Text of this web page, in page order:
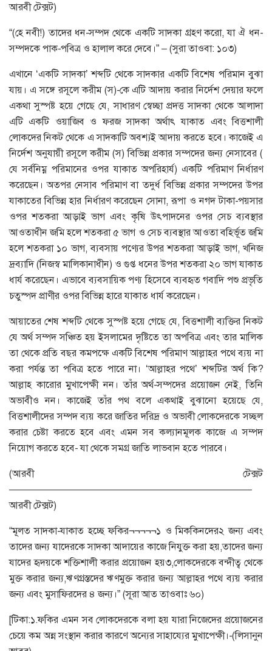
আরবী টেক্সট)
“(হে নবী!) তাদের ধন-সম্পদ থেকে একটি সাদকা গ্রহণ করো, যা ঐ ধন-
সম্পদকে পাক-পবিত্র ও হালাল করে দেবে।” – (সুরা তাওবা: ১০৩)
এখানে ‘একটি সাদকা’ শব্দটি থেকে সাদকার একটি বিশেষ পরিমান বুঝা
যায়। এ সঙ্গে রসূলে করীম (স)-কে এটি আদায় করার নির্দেশ দেয়ার ফলে
একথা সুস্পষ্ট হয়ে গেছে যে, সাধারণ স্বেচ্ছা প্রদত্ত সাদকা থেকে আলাদা
এটি একটি ওয়াজিব ও ফরজ সাদকা অর্থাৎ যাকাত এবং বিত্তশালী
লোকদের নিকট থেকে এ সাদকাটি অবশ্যই আদায় করতে হবে। কাজেই এ
নির্দেশ অনুযায়ী রসূলে করীম (স) বিভিন্ন প্রকার সম্পদের জন্য নেসাবের (
যে সর্বনিম্ন পরিমানের ওপর যাকাত অপরিহার্য) একটি পরিমাণ নির্ধারণ
করেছেন। অতপর নেসাব পরিমাণ বা তদুর্ধ বিভিন্ন প্রকার সম্পদের উপর
যাকাতের বিভিন্ন হার নির্ধারণ করেছেন সোনা, রূপা ও নগদ টাকা-পয়সার
ওপর শতকরা আড়াই ভাগ এবং কৃষি উৎপাদনের ওপর সেচ ব্যবস্থার
আওতাধীন জমি হলে শতকরা ৫ ভাগ ও সেচ ব্যবস্থার আওতা বহির্ভূত জমি
হলে শতকরা ১০ ভাগ, ব্যবসায় পণ্যের উপর শতকরা আড়াই ভাগ, খনিজ
দ্রব্যাদি (নিজস্ব মালিকানাধীন) ও গুপ্ত ধনের উপর শতকরা ২০ ভাগ যাকাত
ধার্য করেছেন। এভাবে ব্যবসায়িক পণ্য হিসেবে ব্যবহৃত গবাদি পশু প্রভৃতি
চতুস্পদ প্রাণীর ওপর বিভিন্ন হারে যাকাত ধার্য করেছেন।
আয়াতের শেষ শব্দটি থেকে সুস্পষ্ট হয়ে গেছে যে, বিত্তশালী ব্যক্তির নিকট
যে অর্থ সম্পদ সঞ্চিত হয় ইসলামের দৃষ্টিতে তা অপবিত্র এবং তার মালিক
তা থেকে প্রতি বছর কমপক্ষে একটি বিশেষ পরিমাণ আল্লাহর পথে ব্যয় না
করা পর্যন্ত তা পবিত্র হতে পারে না। ‘আল্লাহর পথে’ শব্দটির অর্থ কি?
আল্লাহ কারোর মুখাপেক্ষী নন। তাঁর অর্থ-সম্পদের প্রয়োজন নেই, তিনি
অভাবীও নন। কাজেই তাঁর পথ বলে একথাই বুঝানো হয়েছে যে,
বিত্তশালীদের সম্পদ ব্যয় করে জাতির দরিদ্র ও অভাবী লোকদেরকে সচ্ছল
করার চেষ্টা করতে হবে এবং এমন সব কল্যানমূলক কাজে এ সম্পদ
নিয়োগ করতে হবে- যা থেকে সমগ্র জাতি লাভবান হতে পারবে।
(আরবী টেক্সট
—————————————————————————
আরবী টেক্সট)
“মূলত সাদকা-যাকাত হচ্ছে ফকির¬¬¬¬¬১ ও মিককিনদের২ জন্য এবং
তাদের জন্য যাদেরকে সাদকা আদায়ের কাজে নিযুক্ত করা হয়,তাদের জন্য
যাদের হৃদয়কে শক্তিশালী করার প্রয়োজন হয়৩,লোকদেরকে বন্দীত্ব থেকে
মুক্ত করার জন্য,ঋণগ্রস্তদের ঋণমুক্ত করার জন্য আল্লাহর পথে ব্যয় করার
জন্য এবং মুসাফিরদের ৪ জন্য।” (সূরা আত তাওবাঃ ৬০)
[টিকা:১.ফকির এমন সব লোকদেরকে বলা হয় যারা নিজেদের প্রয়োজনের
চেয়ে কম অন্ন সংস্থান করার কারণে অন্যের সাহায্যের মুখাপেক্ষী।-(লিসানুন